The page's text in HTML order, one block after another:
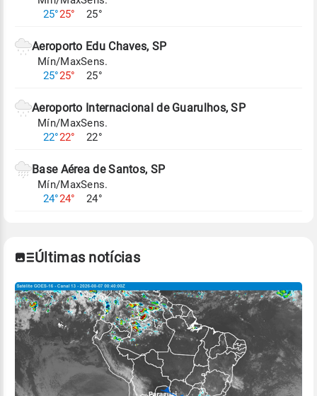
25°25°
25°
Aeroporto Edu Chaves, SP
Mín/Max
25°25°
Sens.
25°
Aeroporto Internacional de Guarulhos, SP
Mín/Max
22°22°
Sens.
22°
Base Aérea de Santos, SP
Mín/Max
24°24°
Sens.
24°
Últimas notícias